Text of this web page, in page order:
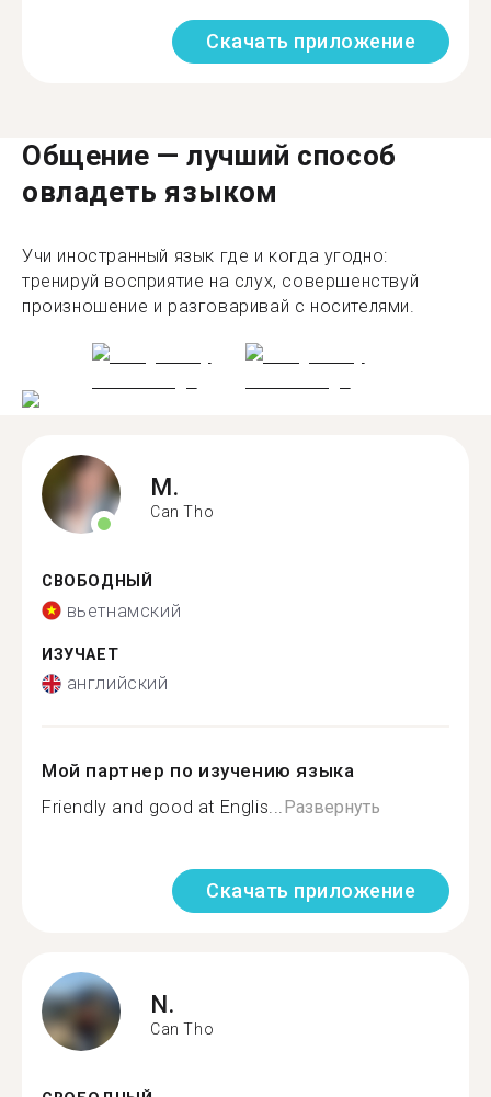
Скачать приложение
Общение — лучший способ
овладеть языком
Учи иностранный язык где и когда угодно:
тренируй восприятие на слух, совершенствуй
произношение и разговаривай с носителями.
M.
Can Tho
СВОБОДНЫЙ
вьетнамский
ИЗУЧАЕТ
английский
Мой партнер по изучению языка
Friendly and good at Englis...Развернуть
Скачать приложение
N.
Can Tho